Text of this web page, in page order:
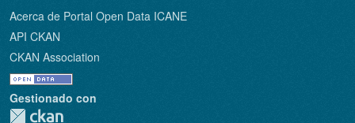
Acerca de Portal Open Data ICANE
API CKAN
CKAN Association
Gestionado con